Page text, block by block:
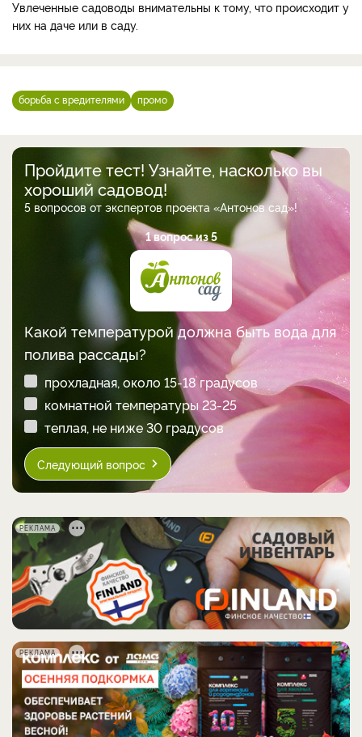
Увлеченные садоводы внимательны к тому, что происходит у
них на даче или в саду.
борьба с вредителями промо
Пройдите тест! Узнайте, насколько вы
хороший садовод!
5 вопросов от экспертов проекта «Антонов сад»!
1 вопрос из 5
Какой температурой должна быть вода для
полива рассады?
прохладная, около 15-18 градусов
комнатной температуры 23-25
теплая, не ниже 30 градусов
Следующий вопрос
РЕКЛАМА
РЕКЛАМА